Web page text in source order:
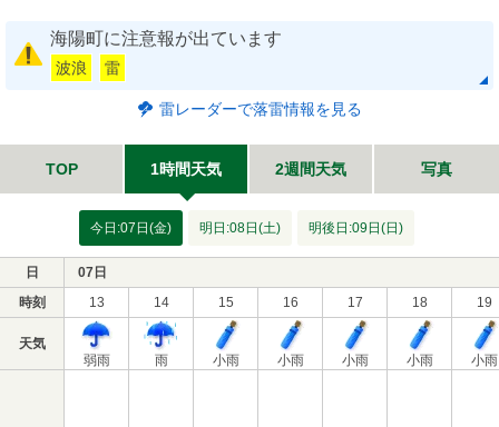
海陽町に注意報が出ています
波浪 雷
雷レーダーで落雷情報を見る
TOP 1時間天気 2週間天気 写真
今日:07日(金) 明日:08日(土) 明後日:09日(日)
日
07日
時刻
13 14 15 16 17 18 19
天気
弱雨
雨 小雨 小雨 小雨 小雨 小雨